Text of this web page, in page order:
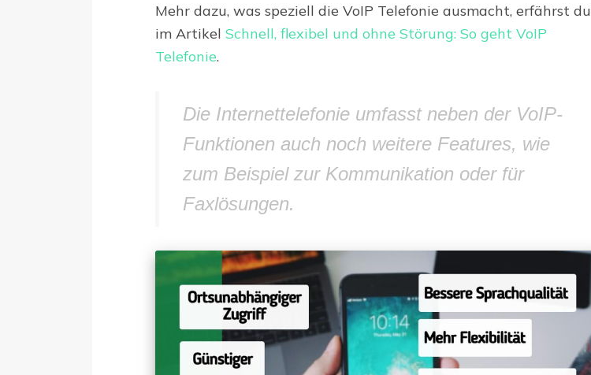
Mehr dazu, was speziell die VoIP Telefonie ausmacht, erfährst du
im Artikel Schnell, flexibel und ohne Störung: So geht VoIP
Telefonie.
Die Internettelefonie umfasst neben der VoIP-
Funktionen auch noch weitere Features, wie
zum Beispiel zur Kommunikation oder für
Faxlösungen.